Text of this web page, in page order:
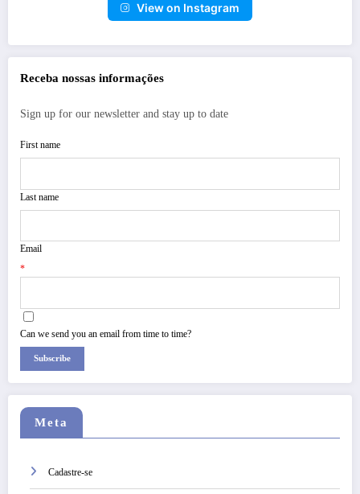
View on Instagram
Receba nossas informações
Sign up for our newsletter and stay up to date
First name
Last name
Email
*
Can we send you an email from time to time?
Subscribe
Meta
Cadastre-se